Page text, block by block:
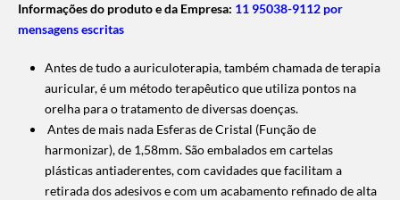
Informações do produto e da Empresa: 11 95038-9112 por
mensagens escritas
Antes de tudo a auriculoterapia, também chamada de terapia
auricular, é um método terapêutico que utiliza pontos na
orelha para o tratamento de diversas doenças.
Antes de mais nada Esferas de Cristal (Função de
harmonizar), de 1,58mm. São embalados em cartelas
plásticas antiaderentes, com cavidades que facilitam a
retirada dos adesivos e com um acabamento refinado de alta